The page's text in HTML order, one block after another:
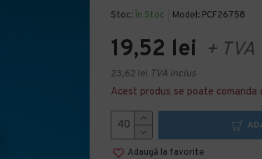
Stoc: În Stoc Model: PCF26758
19,52 lei + TVA
23,62 lei TVA inclus
Acest produs se poate comanda
Adaugă la favorite